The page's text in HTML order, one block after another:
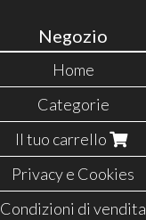
Negozio
Home
Categorie
Il tuo carrello
Privacy e Cookies
Condizioni di vendita